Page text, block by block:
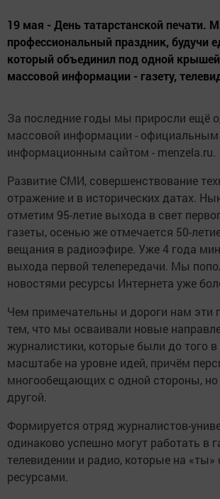
19 мая - День татарстанской печати.
профессиональный праздник, будучи
который объединил под одной крышей
массовой информации - газету,
За последние годы мы приросли ещё
массовой ин­формации - официаль­ным
информационным сайтом - menzela.ru.
Развитие СМИ, совершен­ствование
отражение и в исто­рических датах.
отметим 95-ле­тие выхода в свет
газеты, осенью же отмечается 50-
вещания в радиоэфире. Уже 4 года
выхо­да первой телепередачи. Мы
новостями ресурсы Интернета уже
Чем примечательны и до­роги нам эти
тем, что мы осваи­вали новые
журналистики, которые были до того
масштабе на уровне идей, причём
многообещающих с од­ной стороны,
другой.
Формируется отряд журналистов-
одинаково успешно могут работать в
телевидении и радио, которые на «ты»
ресурсами.